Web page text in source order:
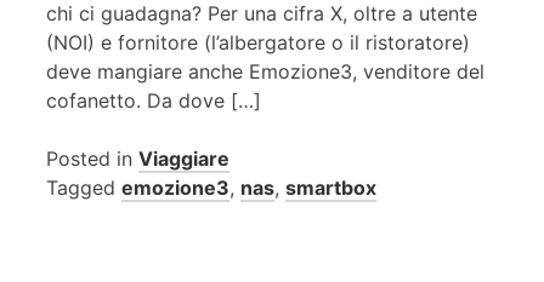
chi ci guadagna? Per una cifra X, oltre a utente
(NOI) e fornitore (l’albergatore o il ristoratore)
deve mangiare anche Emozione3, venditore del
cofanetto. Da dove […]
Posted in Viaggiare
Tagged emozione3, nas, smartbox